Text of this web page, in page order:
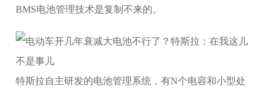
BMS电池管理技术是复制不来的。
特斯拉自主研发的电池管理系统，有N个电容和小型处